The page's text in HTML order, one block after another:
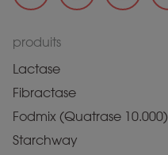
produits
Lactase
Fibractase
Fodmix (Quatrase 10.000)
Starchway